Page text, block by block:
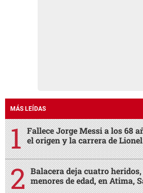
MÁS LEÍDAS
Fallece Jorge Messi a los 68
el origen y la carrera de Lionel
Balacera deja cuatro
menores de edad, en Atima,